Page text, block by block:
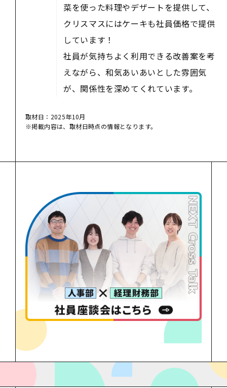
菜を使った料理やデザートを提供して、
クリスマスにはケーキも社員価格で提供
しています！
社員が気持ちよく利用できる改善案を考
えながら、和気あいあいとした雰囲気
が、関係性を深めてくれています。
取材日：2025年10月
※掲載内容は、取材日時点の情報となります。